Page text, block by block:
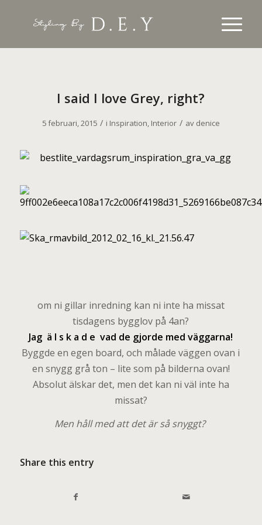
I said I love Grey, right?
5 februari, 2015 / i Inspiration, Interior / av denice
om ni gillar inredning kan ni inte ha missat
tisdagens bygglov på 4an?
Jag ä l s k a d e vad de gjorde med väggarna!
Byggde en egen board, och målade väggen ovan i
en snygg grå ton – lite som på bilderna ovan!
Absolut älskar det, men det kan ni väl inte ha
missat?
Men håll med att det är så snyggt?
Share this entry